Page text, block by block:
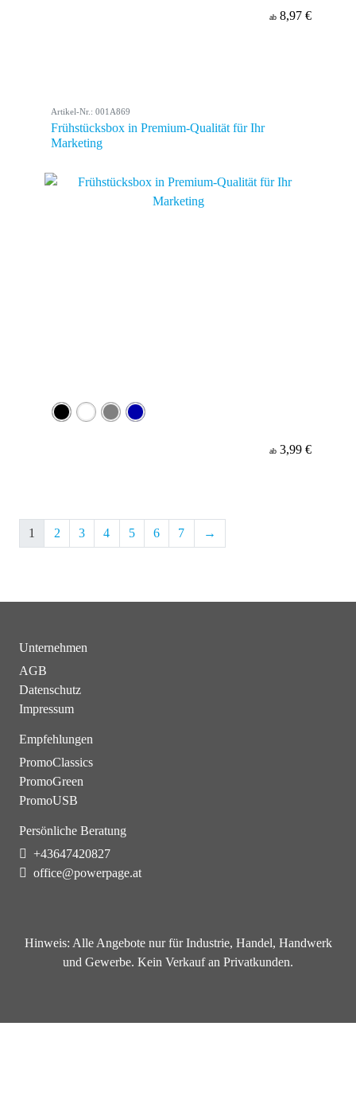
ab 8,97 €
Artikel-Nr.: 001A869
Frühstücksbox in Premium-Qualität für Ihr
Marketing
ab 3,99 €
1 2 3 4 5 6 7 →
Unternehmen
AGB
Datenschutz
Impressum
Empfehlungen
PromoClassics
PromoGreen
PromoUSB
Persönliche Beratung
+43647420827
office@powerpage.at
Hinweis: Alle Angebote nur für Industrie, Handel, Handwerk
und Gewerbe. Kein Verkauf an Privatkunden.